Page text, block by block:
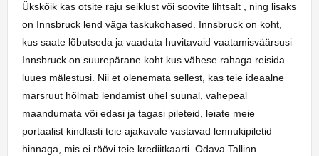
Ükskõik kas otsite raju seiklust või soovite lihtsalt , ning lisaks
on Innsbruck lend väga taskukohased. Innsbruck on koht,
kus saate lõbutseda ja vaadata huvitavaid vaatamisväärsusi
Innsbruck on suurepärane koht kus vähese rahaga reisida
luues mälestusi. Nii et olenemata sellest, kas teie ideaalne
marsruut hõlmab lendamist ühel suunal, vahepeal
maandumata või edasi ja tagasi pileteid, leiate meie
portaalist kindlasti teie ajakavale vastavad lennukipiletid
hinnaga, mis ei röövi teie krediitkaarti. Odava Tallinn